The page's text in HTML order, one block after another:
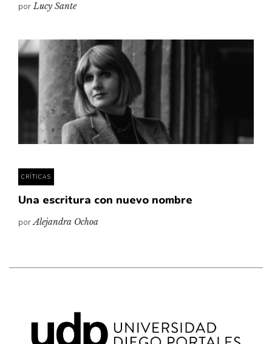
porLucy Sante
CRÍTICAS
Una escritura con nuevo nombre
porAlejandra Ochoa